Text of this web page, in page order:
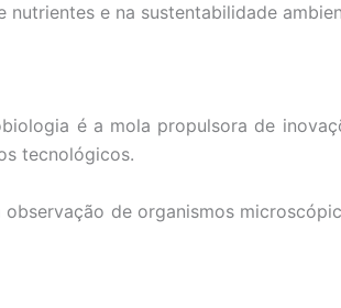
e na sustentabilidade
é a mola propulsora de
tecnológicos.
de organismos